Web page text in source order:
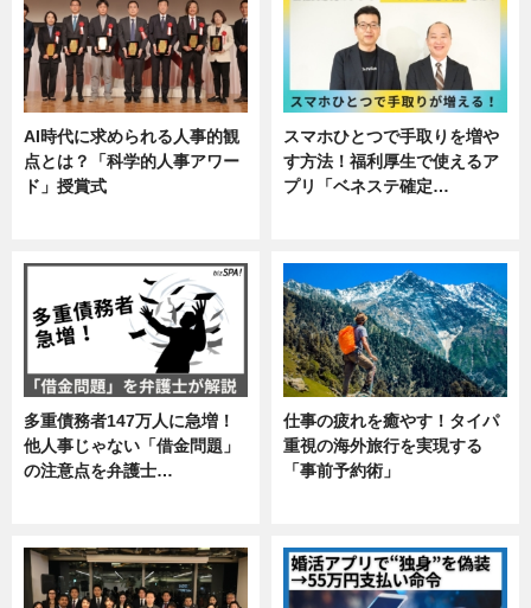
AI時代に求められる人事的観
点とは？「科学的人事アワー
ド」授賞式
スマホひとつで手取りを増や
す方法！福利厚生で使えるア
プリ「ベネステ確定…
多重債務者147万人に急増！
他人事じゃない「借金問題」
の注意点を弁護士…
仕事の疲れを癒やす！タイパ
重視の海外旅行を実現する
「事前予約術」